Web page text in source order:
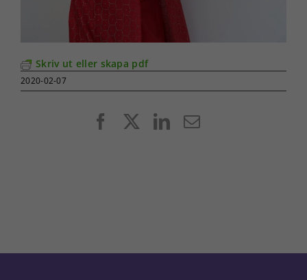
Skriv ut eller skapa pdf
2020-02-07
FacebookLinkedIn
E-